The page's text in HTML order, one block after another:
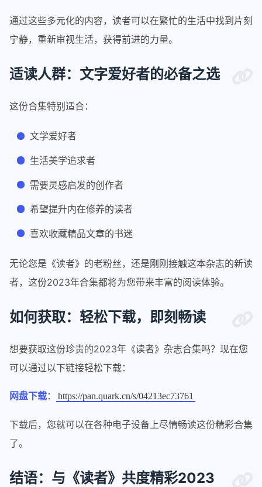
通过这些多元化的内容，读者可以在繁忙的生活中找到片刻
宁静，重新审视生活，获得前进的力量。
适读人群：文字爱好者的必备之选
这份合集特别适合：
文学爱好者
生活美学追求者
需要灵感启发的创作者
希望提升内在修养的读者
喜欢收藏精品文章的书迷
无论您是《读者》的老粉丝，还是刚刚接触这本杂志的新读
者，这份2023年合集都将为您带来丰富的阅读体验。
如何获取：轻松下载，即刻畅读
想要获取这份珍贵的2023年《读者》杂志合集吗？现在您
可以通过以下链接轻松下载：
网盘下载： https://pan.quark.cn/s/04213ec73761
下载后，您就可以在各种电子设备上尽情畅读这份精彩合集
了。
结语：与《读者》共度精彩2023